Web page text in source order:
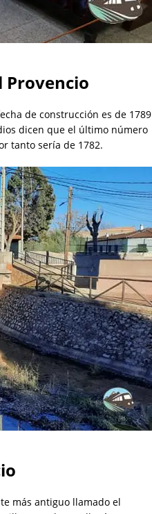
Provencio
de construcción es de 1789
dicen que el último número
tanto sería de 1782.
más antiguo llamado el